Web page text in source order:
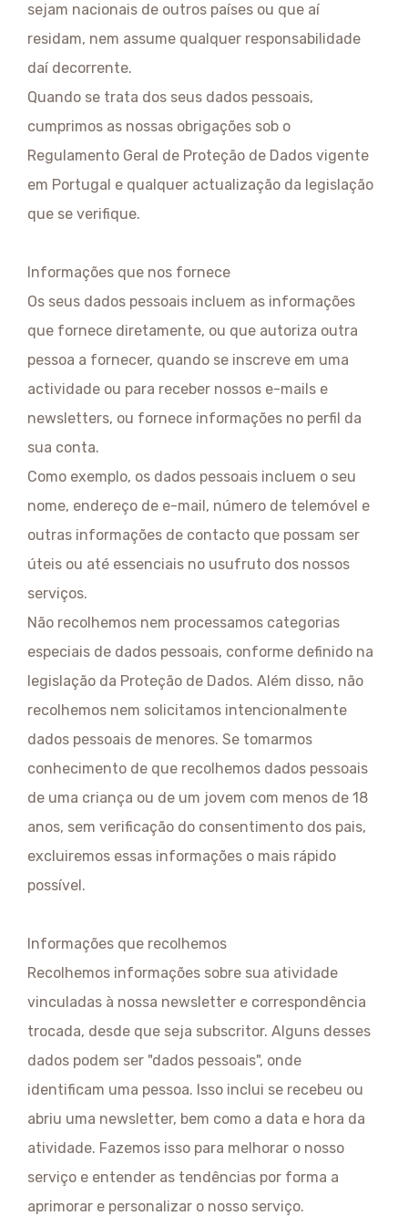
sejam nacionais de outros países ou que aí
residam, nem assume qualquer responsabilidade
daí decorrente.
Quando se trata dos seus dados pessoais,
cumprimos as nossas obrigações sob o
Regulamento Geral de Proteção de Dados vigente
em Portugal e qualquer actualização da legislação
que se verifique.
Informações que nos fornece
Os seus dados pessoais incluem as informações
que fornece diretamente, ou que autoriza outra
pessoa a fornecer, quando se inscreve em uma
actividade ou para receber nossos e-mails e
newsletters, ou fornece informações no perfil da
sua conta.
Como exemplo, os dados pessoais incluem o seu
nome, endereço de e-mail, número de telemóvel e
outras informações de contacto que possam ser
úteis ou até essenciais no usufruto dos nossos
serviços.
Não recolhemos nem processamos categorias
especiais de dados pessoais, conforme definido na
legislação da Proteção de Dados. Além disso, não
recolhemos nem solicitamos intencionalmente
dados pessoais de menores. Se tomarmos
conhecimento de que recolhemos dados pessoais
de uma criança ou de um jovem com menos de 18
anos, sem verificação do consentimento dos pais,
excluiremos essas informações o mais rápido
possível.
Informações que recolhemos
Recolhemos informações sobre sua atividade
vinculadas à nossa newsletter e correspondência
trocada, desde que seja subscritor. Alguns desses
dados podem ser "dados pessoais", onde
identificam uma pessoa. Isso inclui se recebeu ou
abriu uma newsletter, bem como a data e hora da
atividade. Fazemos isso para melhorar o nosso
serviço e entender as tendências por forma a
aprimorar e personalizar o nosso serviço.